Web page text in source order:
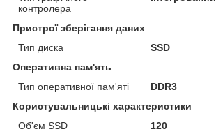
контролера
Пристрої зберігання даних
Тип диска
SSD
Оперативна пам'ять
Тип оперативної пам'яті
DDR3
Користувальницькі характеристики
Об'єм SSD
120